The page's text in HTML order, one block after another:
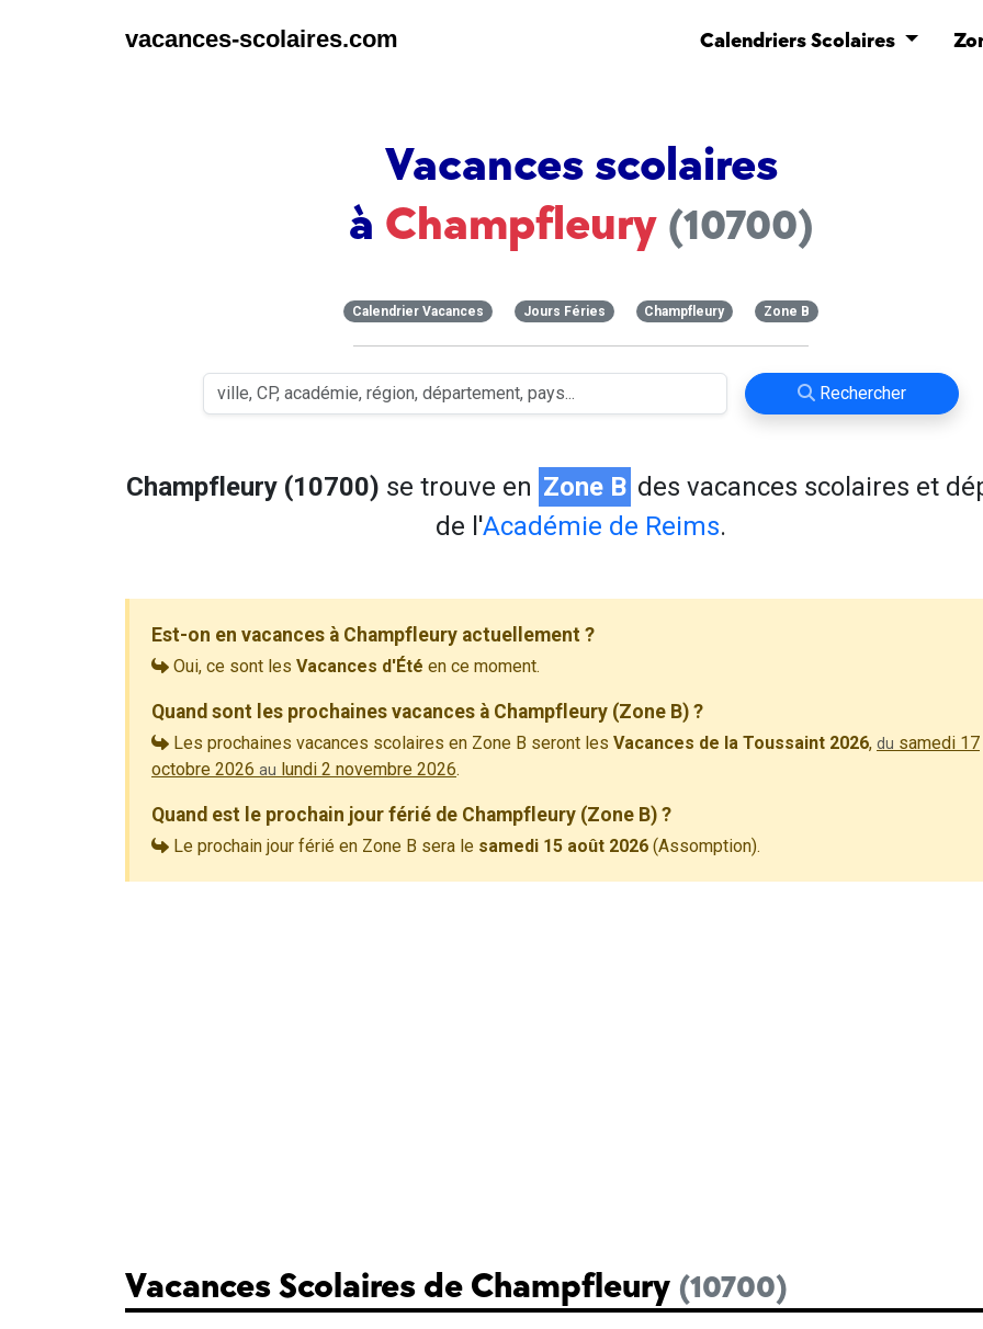
vacances-scolaires.com Calendriers Scolaires
Vacances scolaires
à Champfleury (10700)
Calendrier Vacances Jours Féries Champfleury Zone B
Rechercher
Champfleury (10700) se trouve en Zone B des vacances scolaires et
de l'Académie de Reims.
Est-on en vacances à Champfleury actuellement ?
Oui, ce sont les Vacances d'Été en ce moment.
Quand sont les prochaines vacances à Champfleury (Zone B) ?
Les prochaines vacances scolaires en Zone B seront les Vacances de la Toussaint 2026, du samedi 17
octobre 2026 au lundi 2 novembre 2026.
Quand est le prochain jour férié de Champfleury (Zone B) ?
Le prochain jour férié en Zone B sera le samedi 15 août 2026 (Assomption).
Vacances Scolaires de Champfleury (10700)